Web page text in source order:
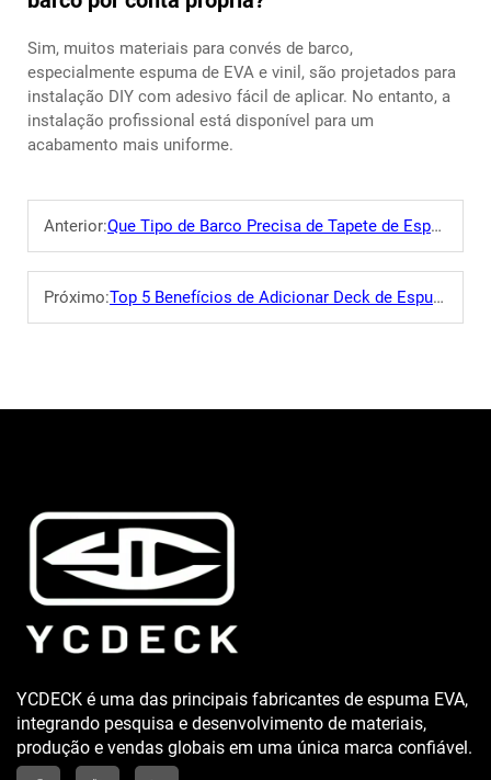
Sim, muitos materiais para convés de barco,
especialmente espuma de EVA e vinil, são projetados para
instalação DIY com adesivo fácil de aplicar. No entanto, a
instalação profissional está disponível para um
acabamento mais uniforme.
Anterior:Que Tipo de Barco Precisa de Tapete de Espuma para Convés?
Próximo:Top 5 Benefícios de Adicionar Deck de Espuma EVA para Barcos
YCDECK é uma das principais fabricantes de espuma EVA,
integrando pesquisa e desenvolvimento de materiais,
produção e vendas globais em uma única marca confiável.